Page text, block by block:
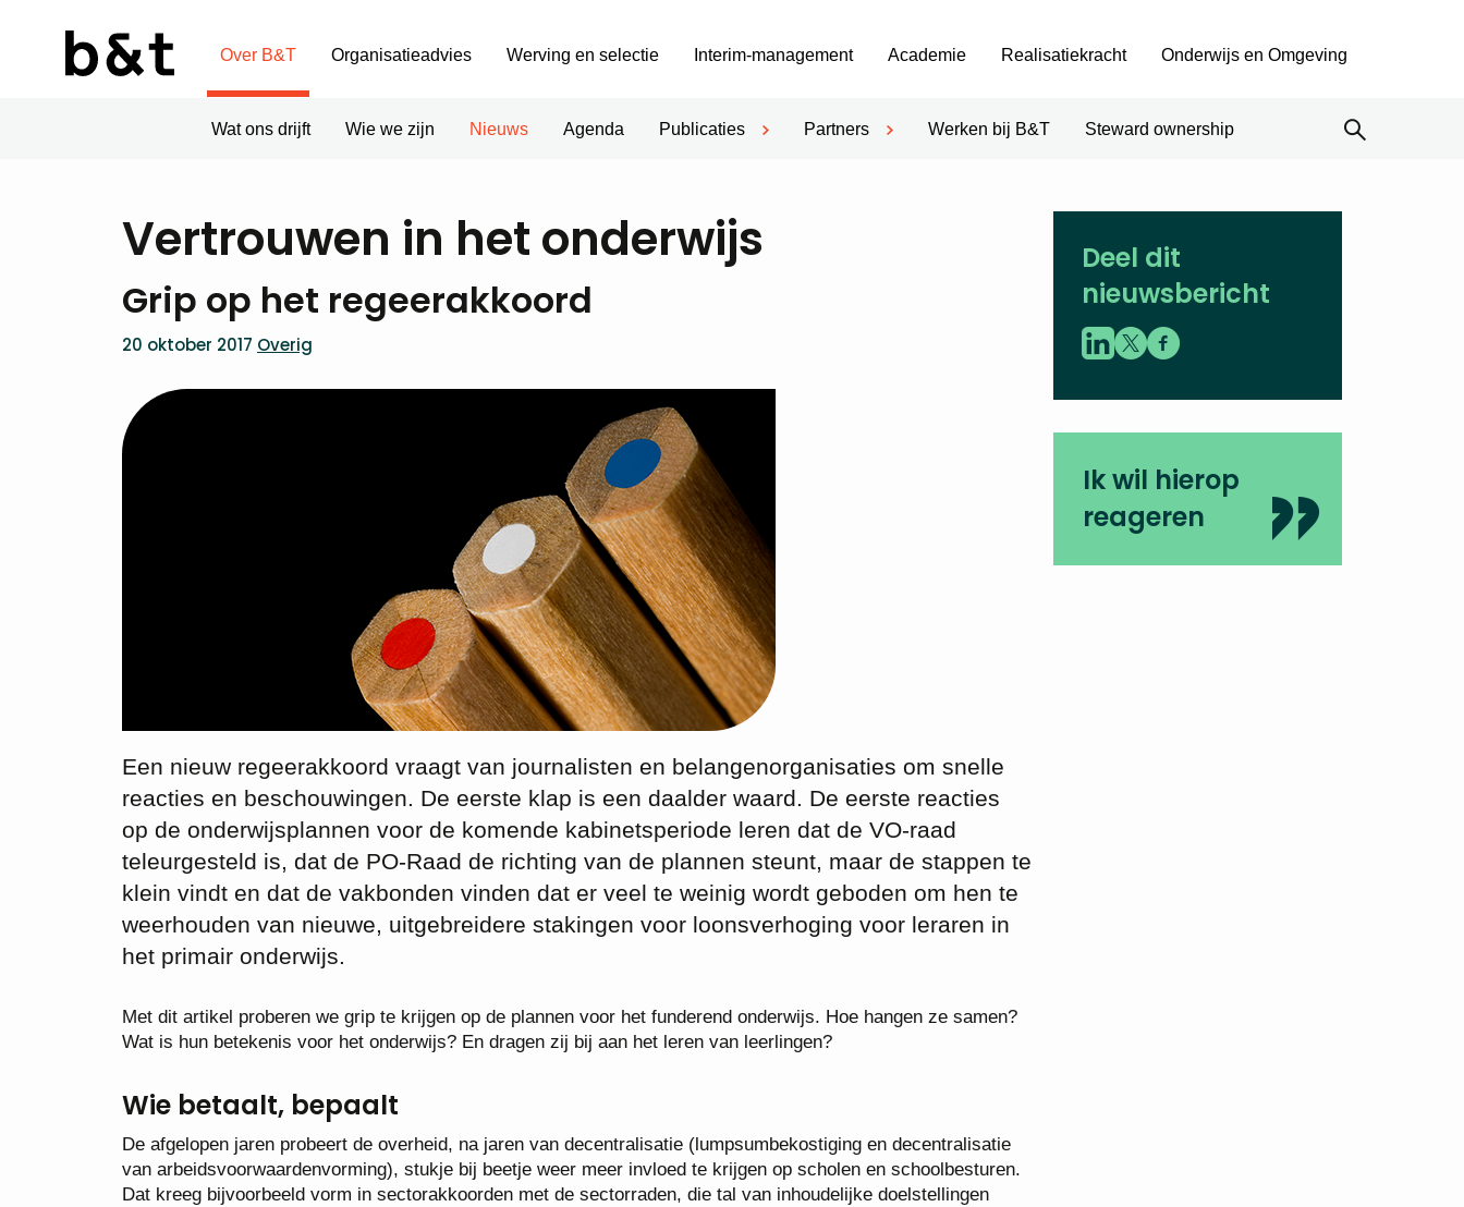
Over B&T
Wat ons drijft Wie we zijn Nieuws Agenda Publicaties Partners Werken bij B&T Steward ownership
Organisatieadvies Werving en selectie Interim-management Academie Realisatiekracht Onderwijs en Omgeving
Vertrouwen in het onderwijs
Grip op het regeerakkoord
20 oktober 2017 Overig
Een nieuw regeerakkoord vraagt van journalisten en belangenorganisaties om snelle
reacties en beschouwingen. De eerste klap is een daalder waard. De eerste reacties
op de onderwijsplannen voor de komende kabinetsperiode leren dat de VO-raad
teleurgesteld is, dat de PO-Raad de richting van de plannen steunt, maar de stappen te
klein vindt en dat de vakbonden vinden dat er veel te weinig wordt geboden om hen te
weerhouden van nieuwe, uitgebreidere stakingen voor loonsverhoging voor leraren in
het primair onderwijs.
Met dit artikel proberen we grip te krijgen op de plannen voor het funderend onderwijs. Hoe hangen ze samen?
Wat is hun betekenis voor het onderwijs? En dragen zij bij aan het leren van leerlingen?
Wie betaalt, bepaalt
De afgelopen jaren probeert de overheid, na jaren van decentralisatie (lumpsumbekostiging en decentralisatie
van arbeidsvoorwaardenvorming), stukje bij beetje weer meer invloed te krijgen op scholen en schoolbesturen.
Dat kreeg bijvoorbeeld vorm in sectorakkoorden met de sectorraden, die tal van inhoudelijke doelstellingen
Deel dit
nieuwsbericht
Ik wil hierop
reageren